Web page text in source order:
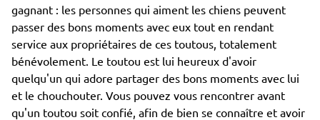
gagnant : les personnes qui aiment les chiens peuvent
passer des bons moments avec eux tout en rendant
service aux propriétaires de ces toutous, totalement
bénévolement. Le toutou est lui heureux d'avoir
quelqu'un qui adore partager des bons moments avec lui
et le chouchouter. Vous pouvez vous rencontrer avant
qu'un toutou soit confié, afin de bien se connaître et avoir